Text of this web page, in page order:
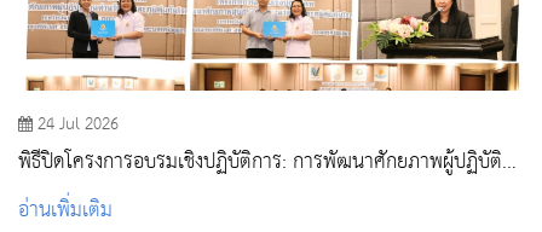
24 Jul 2026
พิธีปิดโครงการอบรมเชิงปฏิบัติการ: การพัฒนาศักยภาพผู้ปฏิบัติ
งานด้านวัคซีนและภูมิคุ้มกันโรค
อ่านเพิ่มเติม